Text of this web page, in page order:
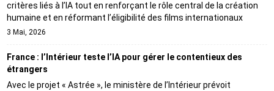
critères liés à l’IA tout en renforçant le rôle central de la création
humaine et en réformant l’éligibilité des films internationaux
3 Mai, 2026
France : l’Intérieur teste l’IA pour gérer le contentieux des
étrangers
Avec le projet « Astrée », le ministère de l’Intérieur prévoit